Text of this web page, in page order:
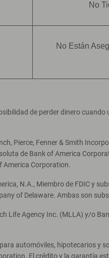
No
No Están
de perder dinero
Pierce, Fenner & Smith
de Bank of America
America Corporation.
N.A., Miembro de FDIC y
of Delaware. Ambas son
Life Agency Inc. (MLLA) y/o
automóviles, hipotecarios y
El crédito y la garantía